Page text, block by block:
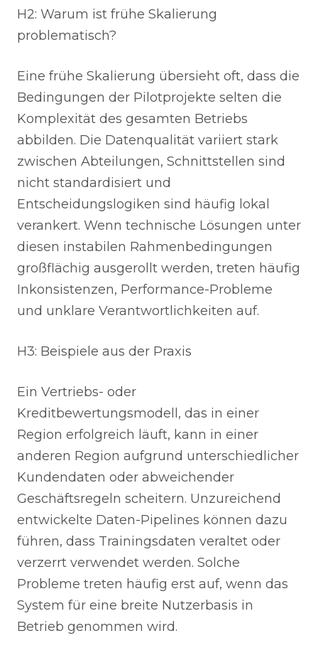
H2: Warum ist frühe Skalierung
problematisch?
Eine frühe Skalierung übersieht oft, dass die
Bedingungen der Pilotprojekte selten die
Komplexität des gesamten Betriebs
abbilden. Die Datenqualität variiert stark
zwischen Abteilungen, Schnittstellen sind
nicht standardisiert und
Entscheidungslogiken sind häufig lokal
verankert. Wenn technische Lösungen unter
diesen instabilen Rahmenbedingungen
großflächig ausgerollt werden, treten häufig
Inkonsistenzen, Performance-Probleme
und unklare Verantwortlichkeiten auf.
H3: Beispiele aus der Praxis
Ein Vertriebs- oder
Kreditbewertungsmodell, das in einer
Region erfolgreich läuft, kann in einer
anderen Region aufgrund unterschiedlicher
Kundendaten oder abweichender
Geschäftsregeln scheitern. Unzureichend
entwickelte Daten-Pipelines können dazu
führen, dass Trainingsdaten veraltet oder
verzerrt verwendet werden. Solche
Probleme treten häufig erst auf, wenn das
System für eine breite Nutzerbasis in
Betrieb genommen wird.